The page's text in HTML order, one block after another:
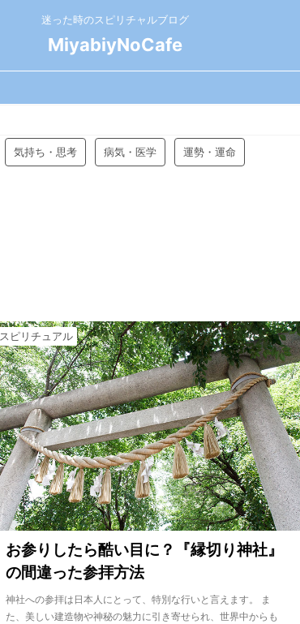
迷った時のスピリチャルブログ
MiyabiyNoCafe
気持ち・思考 病気・医学 運勢・運命
スピリチュアル
お参りしたら酷い目に？『縁切り神社』
の間違った参拝方法
神社への参拝は日本人にとって、特別な行いと言えます。 ま
た、美しい建造物や神秘の魅力に引き寄せられ、世界中からも